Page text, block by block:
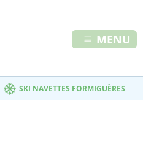
MENU
SKI NAVETTES FORMIGUÈRES